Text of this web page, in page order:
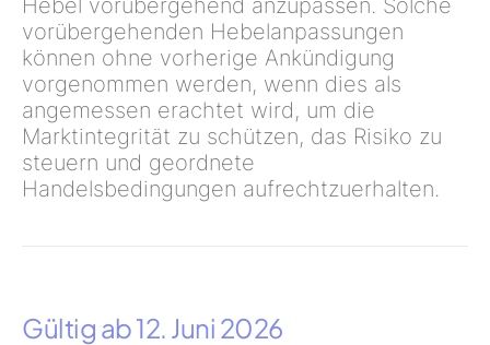
Hebel vorübergehend anzupassen. Solche
vorübergehenden Hebelanpassungen
können ohne vorherige Ankündigung
vorgenommen werden, wenn dies als
angemessen erachtet wird, um die
Marktintegrität zu schützen, das Risiko zu
steuern und geordnete
Handelsbedingungen aufrechtzuerhalten.
Gültig ab 12. Juni 2026